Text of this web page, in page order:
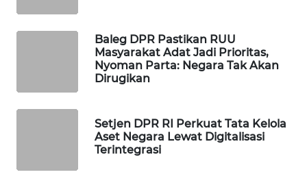
Baleg DPR Pastikan RUU
Masyarakat Adat Jadi Prioritas,
Nyoman Parta: Negara Tak Akan
Dirugikan
Setjen DPR RI Perkuat Tata Kelola
Aset Negara Lewat Digitalisasi
Terintegrasi
WAHANA
OTOMOTIF